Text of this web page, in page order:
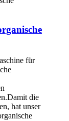
für
die
hat unser